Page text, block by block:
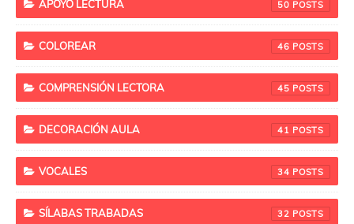
APOYO LECTURA 50
COLOREAR 46
COMPRENSIÓN LECTORA 45
DECORACIÓN AULA 41
VOCALES 34
SÍLABAS TRABADAS 32